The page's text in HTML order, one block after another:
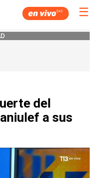
☰
del
a sus